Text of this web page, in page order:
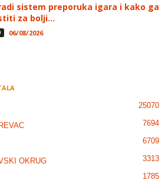
sistem preporuka igara i kako ga
za bolji...
06/08/2026
25070
7694
6709
OKRUG 3313
1785